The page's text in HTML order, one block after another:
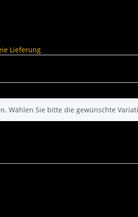
Lieferung
Wählen Sie bitte die gewünschte